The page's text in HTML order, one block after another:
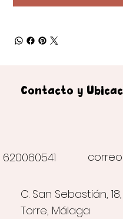
correo
Contacto y
620060541
C. San Sebastián,
Torre, Málaga